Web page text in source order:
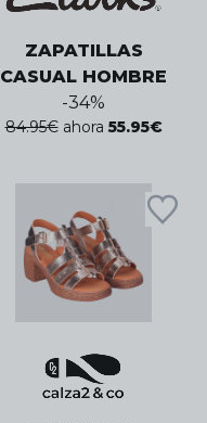
ZAPATILLAS
CASUAL HOMBRE
-34%
84.95€ ahora 55.95€